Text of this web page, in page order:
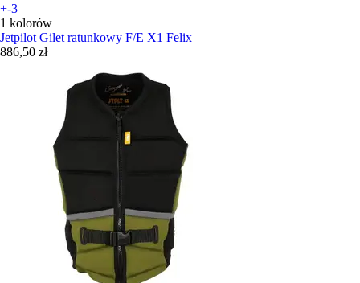
+-3
1 kolorów
Jetpilot Gilet ratunkowy F/E X1 Felix
886,50 zł